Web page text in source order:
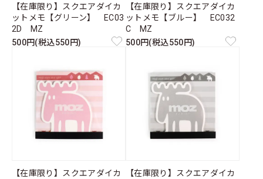
【在庫限り】スクエアダイカ
ットメモ【グリーン】 EC03
2D MZ
500円(税込550円)
【在庫限り】スクエアダイカ
ットメモ【ブルー】 EC032
C MZ
500円(税込550円)
【在庫限り】スクエアダイカ
【在庫限り】スクエアダイカ